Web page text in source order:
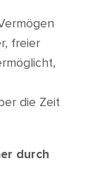
freier
die Zeit
durch